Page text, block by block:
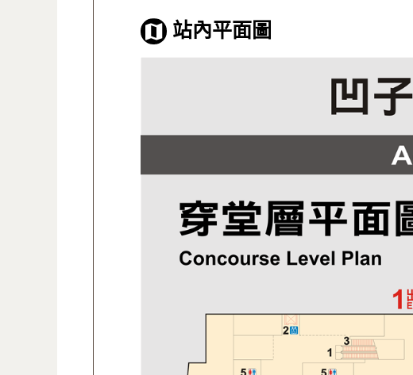
站內平面圖